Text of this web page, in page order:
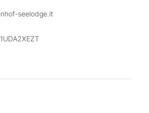
guidati 2-3 volte alla settimana
5 campi da golf in sabbia, 1 campo
seelodge.it